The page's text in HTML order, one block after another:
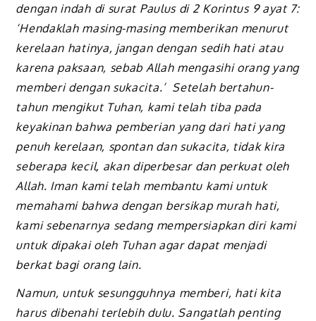
dengan indah di surat Paulus di 2 Korintus 9 ayat 7:
‘Hendaklah masing-masing memberikan menurut
kerelaan hatinya, jangan dengan sedih hati atau
karena paksaan, sebab Allah mengasihi orang yang
memberi dengan sukacita.’ Setelah bertahun-
tahun mengikut Tuhan, kami telah tiba pada
keyakinan bahwa pemberian yang dari hati yang
penuh kerelaan, spontan dan sukacita, tidak kira
seberapa kecil, akan diperbesar dan perkuat oleh
Allah. Iman kami telah membantu kami untuk
memahami bahwa dengan bersikap murah hati,
kami sebenarnya sedang mempersiapkan diri kami
untuk dipakai oleh Tuhan agar dapat menjadi
berkat bagi orang lain.
Namun, untuk sesungguhnya memberi, hati kita
harus dibenahi terlebih dulu. Sangatlah penting